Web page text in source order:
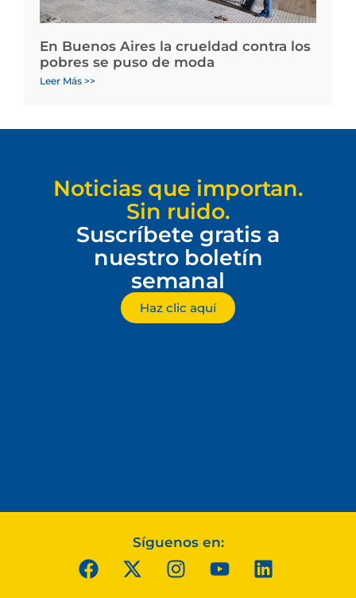
En Buenos Aires la crueldad contra los
pobres se puso de moda
Leer Más >>
Noticias que importan.
Sin ruido.
Suscríbete gratis a
nuestro boletín
semanal
Haz clic aquí
Síguenos en: